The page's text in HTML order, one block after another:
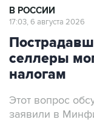
В РОССИИ
17:03, 6 августа 2026
селлеры
налогам
Этот вопрос
заявили в